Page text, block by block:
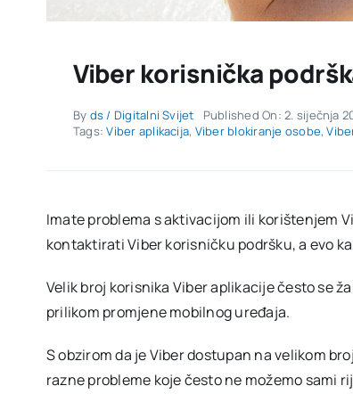
Viber korisnička
By ds / Digitalni Svijet Published On: 2. siječnja
Tags:Viber aplikacija, Viber blokiranje osobe,
Imate problema s aktivacijom ili korištenjem
kontaktirati Viber korisničku podršku, a evo
Velik broj korisnika Viber aplikacije često se
prilikom promjene mobilnog uređaja.
S obzirom da je Viber dostupan na velikom
razne probleme koje često ne možemo sami